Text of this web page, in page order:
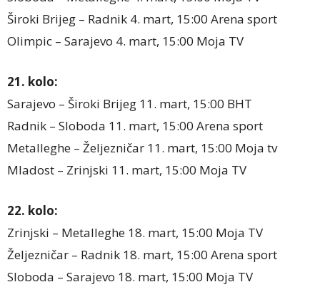
Široki Brijeg – Radnik 4. mart, 15:00 Arena sport
Olimpic – Sarajevo 4. mart, 15:00 Moja TV
21. kolo:
Sarajevo – Široki Brijeg 11. mart, 15:00 BHT
Radnik – Sloboda 11. mart, 15:00 Arena sport
Metalleghe – Željezničar 11. mart, 15:00 Moja tv
Mladost – Zrinjski 11. mart, 15:00 Moja TV
22. kolo:
Zrinjski – Metalleghe 18. mart, 15:00 Moja TV
Željezničar – Radnik 18. mart, 15:00 Arena sport
Sloboda – Sarajevo 18. mart, 15:00 Moja TV